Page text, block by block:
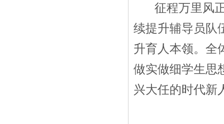
征程万里风正
续提升辅导员队
升育人本领。全
做实做细学生思
兴大任的时代新